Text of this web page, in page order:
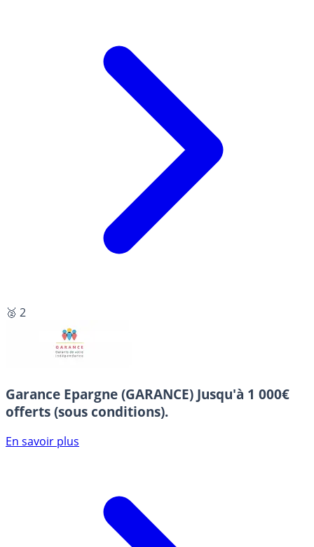
🥈 2
Garance Epargne (GARANCE) Jusqu'à 1 000€
offerts (sous conditions).
En savoir plus